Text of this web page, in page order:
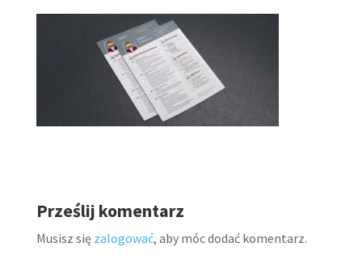
Prześlij komentarz
Musisz się zalogować, aby móc dodać komentarz.